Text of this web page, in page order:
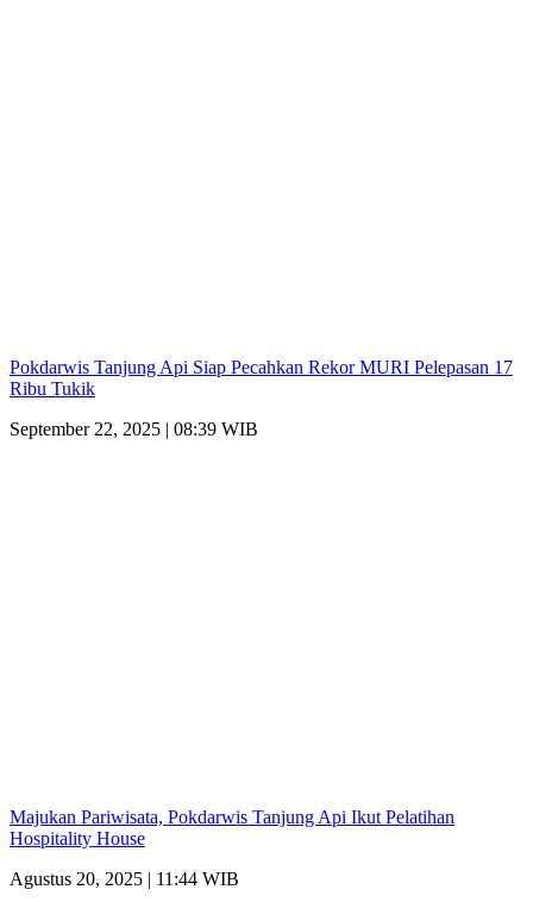
Pokdarwis Tanjung Api Siap Pecahkan Rekor MURI Pelepasan 17
Ribu Tukik
September 22, 2025 | 08:39 WIB
Majukan Pariwisata, Pokdarwis Tanjung Api Ikut Pelatihan
Hospitality House
Agustus 20, 2025 | 11:44 WIB